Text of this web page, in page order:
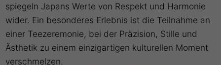
spiegeln Japans Werte von Respekt und Harmonie
wider. Ein besonderes Erlebnis ist die Teilnahme an
einer Teezeremonie, bei der Präzision, Stille und
Ästhetik zu einem einzigartigen kulturellen Moment
verschmelzen.